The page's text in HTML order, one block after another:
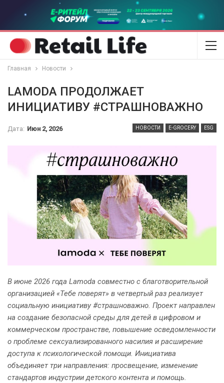
Главная Новости
LAMODA ПРОДОЛЖАЕТ
ИНИЦИАТИВУ #СТРАШНОВАЖНО
НОВОСТИ E-GROCERY ESG
Дата: Июн 2, 2026
В июне 2026 года Lamoda совместно с благотворительной
организацией «Тебе поверят» в четвертый раз реализует
социальную инициативу #страшноважно. Проект направлен
на создание безопасной среды для детей в цифровом и
коммерческом пространстве, повышение осведомленности
о проблеме сексуализированного насилия и расширение
доступа к психологической помощи. Инициатива
объединяет три направления: просвещение, изменение
стандартов индустрии детского контента и помощь.